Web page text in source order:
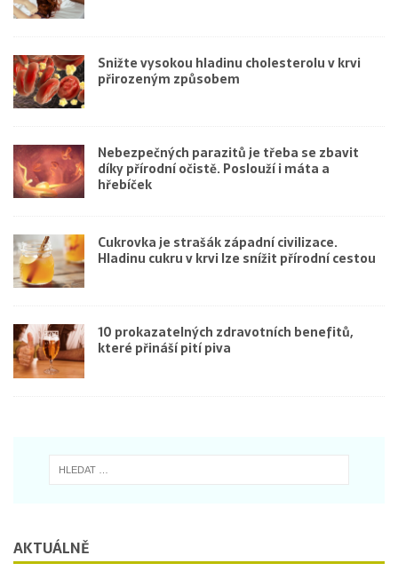
Snižte vysokou hladinu cholesterolu v krvi
přirozeným způsobem
Nebezpečných parazitů je třeba se zbavit
díky přírodní očistě. Poslouží i máta a
hřebíček
Cukrovka je strašák západní civilizace.
Hladinu cukru v krvi lze snížit přírodní cestou
10 prokazatelných zdravotních benefitů,
které přináší pití piva
AKTUÁLNĚ